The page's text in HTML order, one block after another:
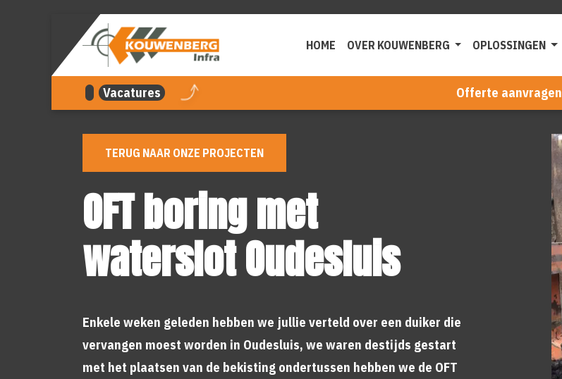
HOME OVER KOUWENBERG OPLOSSINGEN
Vacatures Offerte aanvragen
TERUG NAAR ONZE PROJECTEN
OFT boring met
waterslot Oudesluis
Enkele weken geleden hebben we jullie verteld over een duiker die
vervangen moest worden in Oudesluis, we waren destijds gestart
met het plaatsen van de bekisting ondertussen hebben we de OFT